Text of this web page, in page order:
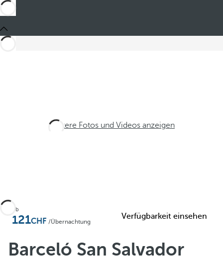
Weitere Fotos und Videos anzeigen
Ab
121 /Übernachtung
Verfügbarkeit einsehen
Barceló San Salvador